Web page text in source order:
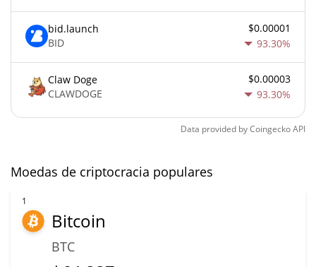
bid.launch
BID
$0.00001
93.30%
Claw Doge
CLAWDOGE
$0.00003
93.30%
Data provided byCoingeckoAPI
Moedas de criptocracia populares
1
Bitcoin
BTC